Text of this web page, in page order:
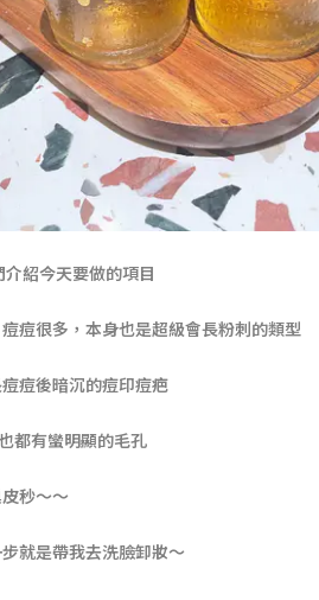
紹今天要做的項目
痘很多，本身也是超級會長粉刺的類型
痘後暗沉的痘印痘疤
都有蠻明顯的毛孔
秒～～
就是帶我去洗臉卸妝～